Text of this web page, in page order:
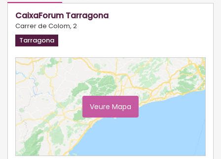
CaixaForum Tarragona
Carrer de Colom, 2
Tarragona
Veure Mapa